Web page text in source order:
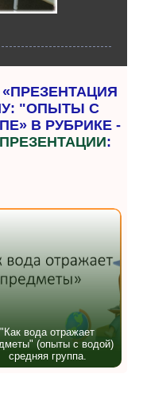
"ОПЫТЫ С
В РУБРИКЕ -
:
"Как вода отражает
(опыты с водой)
средняя группа.